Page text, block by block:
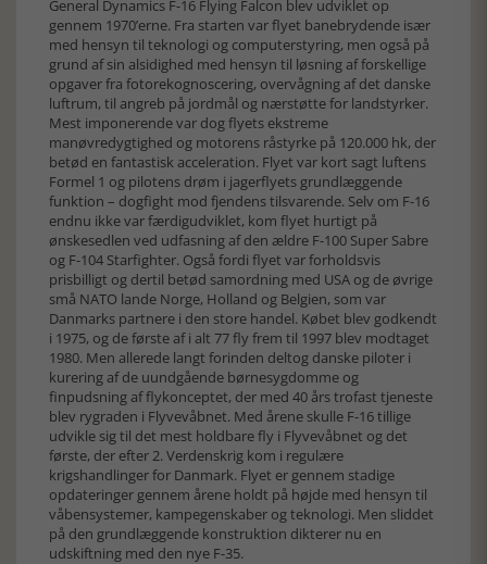
General Dynamics F-16 Flying Falcon blev udviklet op
gennem 1970’erne. Fra starten var flyet banebrydende især
med hensyn til teknologi og computerstyring, men også på
grund af sin alsidighed med hensyn til løsning af forskellige
opgaver fra fotorekognoscering, overvågning af det danske
luftrum, til angreb på jordmål og nærstøtte for landstyrker.
Mest imponerende var dog flyets ekstreme
manøvredygtighed og motorens råstyrke på 120.000 hk, der
betød en fantastisk acceleration. Flyet var kort sagt luftens
Formel 1 og pilotens drøm i jagerflyets grundlæggende
funktion – dogfight mod fjendens tilsvarende. Selv om F-16
endnu ikke var færdigudviklet, kom flyet hurtigt på
ønskesedlen ved udfasning af den ældre F-100 Super Sabre
og F-104 Starfighter. Også fordi flyet var forholdsvis
prisbilligt og dertil betød samordning med USA og de øvrige
små NATO lande Norge, Holland og Belgien, som var
Danmarks partnere i den store handel. Købet blev godkendt
i 1975, og de første af i alt 77 fly frem til 1997 blev modtaget
1980. Men allerede langt forinden deltog danske piloter i
kurering af de uundgående børnesygdomme og
finpudsning af flykonceptet, der med 40 års trofast tjeneste
blev rygraden i Flyvevåbnet. Med årene skulle F-16 tillige
udvikle sig til det mest holdbare fly i Flyvevåbnet og det
første, der efter 2. Verdenskrig kom i regulære
krigshandlinger for Danmark. Flyet er gennem stadige
opdateringer gennem årene holdt på højde med hensyn til
våbensystemer, kampegenskaber og teknologi. Men sliddet
på den grundlæggende konstruktion dikterer nu en
udskiftning med den nye F-35.